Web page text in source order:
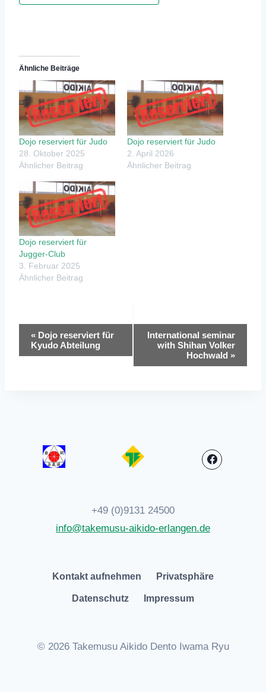
Ähnliche Beiträge
Dojo reserviert für Judo
28. Oktober 2025
Ähnlicher Beitrag
Dojo reserviert für Judo
2. April 2026
Ähnlicher Beitrag
Dojo reserviert für
Jugger-Club
3. Februar 2025
Ähnlicher Beitrag
Veranstaltung-
Navigation
« Dojo reserviert für
Kyudo Abteilung
International seminar
with Shihan Volker
Hochwald »
+49 (0)9131 24500
info@takemusu-aikido-erlangen.de
Kontakt aufnehmen Privatsphäre
Datenschutz Impressum
© 2026 Takemusu Aikido Dento Iwama Ryu